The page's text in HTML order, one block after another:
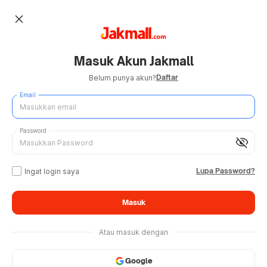
close
Masuk Akun Jakmall
Belum punya akun?Daftar
Email
visibility_off
Password
Ingat login saya Lupa Password?
Masuk
Atau masuk dengan
Google